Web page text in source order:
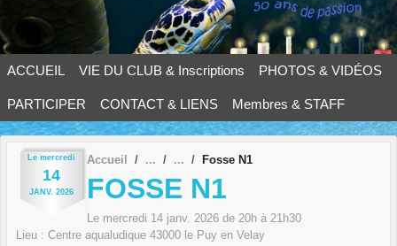
ACCUEIL VIE DU CLUB & Inscriptions PHOTOS & VIDÉOS
PARTICIPER CONTACT & LIENS Membres & STAFF
Le mercredi
14
JANV. 2026
Accueil Fosse N1
FOSSE N1
Le mercredi 14 janv. 2026 de 20h à 21h30
Lieu : Centre aqualudique 43000 le Puy en Velay